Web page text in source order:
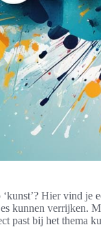
Hier vind je
kunnen verrijken.
past bij het thema